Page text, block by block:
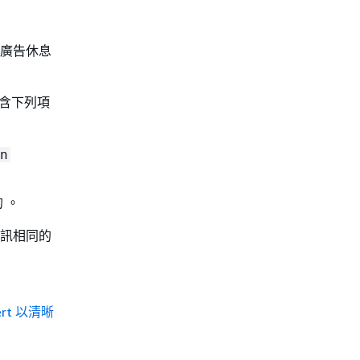
告休息
下列項
。
相同的
以清晰